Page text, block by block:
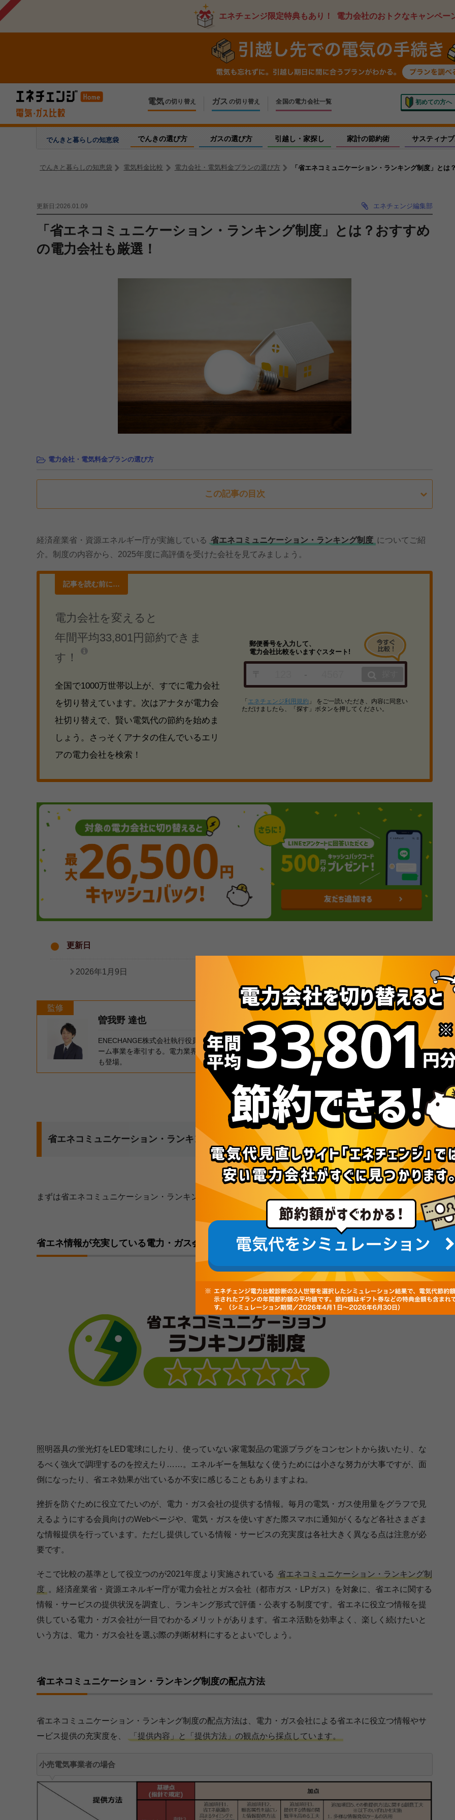
エネチェンジ限定特典もあり！ 電力会社のおトクなキャンペー
電気の切り替え ガス の切り替え 全国の電力会社一覧 初めての方へ
でんきと暮らしの知恵袋 でんきの選び方 ガスの選び方 引越し・家探し 家計の節約術 サスティナ
でんきと暮らしの知恵袋 電気料金比較 電力会社・電気料金プランの選び方 「省エネコミュニケーション・ランキング制度」とは
更新日:2026.01.09 エネチェンジ編集部
「省エネコミュニケーション・ランキング制度」とは？おすすめ
の電力会社も厳選！
電力会社・電気料金プランの選び方
この記事の目次
経済産業省・資源エネルギー庁が実施している 省エネコミュニケーション・ランキング制度 についてご紹
介。制度の内容から、2025年度に高評価を受けた会社を見てみましょう。
記事を読む前に…
電力会社を変えると
年間平均33,801円節約できま
す！
全国で1000万世帯以上が、すでに電力会社
を切り替えています。次はアナタが電力会
社切り替えで、賢い電気代の節約を始めま
しょう。さっそくアナタの住んでいるエリ
アの電力会社を検索！
郵便番号を入力して、
電力会社比較をいますぐスタート!
〒 -
「 エネチェンジ利用規約 」 をご一読いただき、内容に同意い
ただけましたら、「探す」ボタンを押してください。
更新日
2026年1月9日
監修
曽我野 達也
ENECHANGE株式会社執行役員CBDO。電気・ガス比較サイト「エネチェンジ」などのプラットフォ
ーム事業を牽引する。電力業界の専門家として、テレビやニュースサイト、新聞など各種メディアに
も登場。
省エネコミュニケーション・ランキング制度とは？
まずは省エネコミュニケーション・ランキング制度の内容、評価方法についてご紹介します。
省エネ情報が充実している電力・ガス会社が一目でわかる制度
照明器具の蛍光灯をLED電球にしたり、使っていない家電製品の電源プラグをコンセントから抜いたり、な
るべく強火で調理するのを控えたり……。エネルギーを無駄なく使うためには小さな努力が大事ですが、面
倒になったり、省エネ効果が出ているか不安に感じることもありますよね。
挫折を防ぐために役立てたいのが、電力・ガス会社の提供する情報。毎月の電気・ガス使用量をグラフで見
えるようにする会員向けのWebページや、電気・ガスを使いすぎた際スマホに通知がくるなど各社さまざま
な情報提供を行っています。ただし提供している情報・サービスの充実度は各社大きく異なる点は注意が必
要です。
そこで比較の基準として役立つのが2021年度より実施されている 省エネコミュニケーション・ランキング制
度 。経済産業省・資源エネルギー庁が電力会社とガス会社（都市ガス・LPガス）を対象に、省エネに関する
情報・サービスの提供状況を調査し、ランキング形式で評価・公表する制度です。省エネに役立つ情報を提
供している電力・ガス会社が一目でわかるメリットがあります。省エネ活動を効率よく、楽しく続けたいと
いう方は、電力・ガス会社を選ぶ際の判断材料にするとよいでしょう。
省エネコミュニケーション・ランキング制度の配点方法
省エネコミュニケーション・ランキング制度の配点方法は、電力・ガス会社による省エネに役立つ情報やサ
ービス提供の充実度を、
「提供内容」と「提供方法」の観点から採点しています。
小売電気事業者の場合